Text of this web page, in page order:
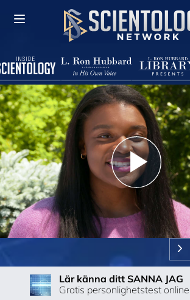
Play
Video
Lär känna ditt SANNA JAG
Gratis personlighetstest online